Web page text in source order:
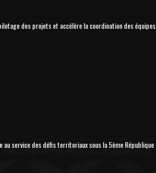
des projets et accélère la coordination des équipes.
au service des défis territoriaux sous la 5ème République